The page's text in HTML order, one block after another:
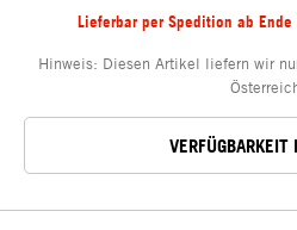
Lieferbar per Spedition ab Ende
Hinweis: Diesen Artikel liefern wir